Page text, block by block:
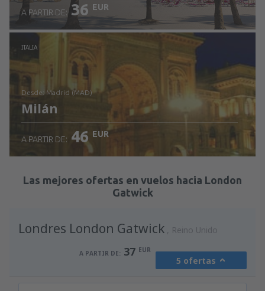
Revisa los detalles
A PARTIR DE: 36 EUR
ITALIA
desde: Madrid (MAD)
Milán
Revisa los detalles
A PARTIR DE: 46 EUR
Las mejores ofertas en vuelos hacia London
Gatwick
Londres London Gatwick Reino Unido
A PARTIR DE: 37 EUR
5 ofertas